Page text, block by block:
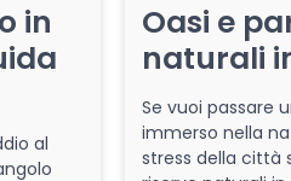
in
al
Oasi e
naturali
Se vuoi passare
immerso nella
stress della città